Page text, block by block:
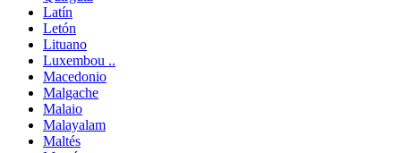
Latín
Letón
Lituano
Luxembou ..
Macedonio
Malgache
Malaio
Malayalam
Maltés